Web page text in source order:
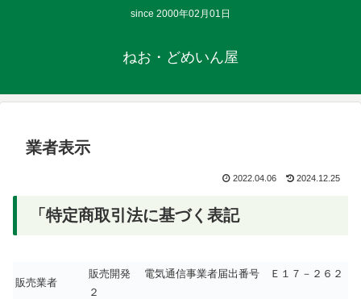
since 2000年02月01日
ねお・どめいん屋
業者表示
2022.04.06 2024.12.25
「特定商取引法に基づく表記
販売業者
販売開発 電気通信事業者届出番号 Ｅ１７－２６２
２